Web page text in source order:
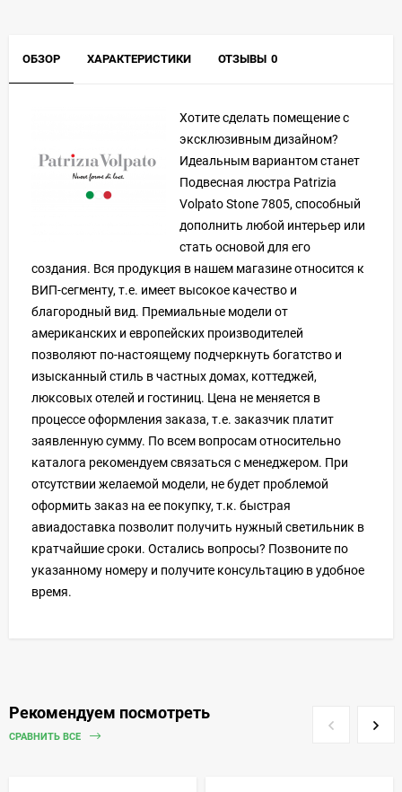
ОБЗОР ХАРАКТЕРИСТИКИ ОТЗЫВЫ 0
Хотите сделать помещение с
эксклюзивным дизайном?
Идеальным вариантом станет
Подвесная люстра Patrizia
Volpato Stone 7805, способный
дополнить любой интерьер или
стать основой для его
создания. Вся продукция в нашем магазине относится к
ВИП-сегменту, т.е. имеет высокое качество и
благородный вид. Премиальные модели от
американских и европейских производителей
позволяют по-настоящему подчеркнуть богатство и
изысканный стиль в частных домах, коттеджей,
люксовых отелей и гостиниц. Цена не меняется в
процессе оформления заказа, т.е. заказчик платит
заявленную сумму. По всем вопросам относительно
каталога рекомендуем связаться с менеджером. При
отсутствии желаемой модели, не будет проблемой
оформить заказ на ее покупку, т.к. быстрая
авиадоставка позволит получить нужный светильник в
кратчайшие сроки. Остались вопросы? Позвоните по
указанному номеру и получите консультацию в удобное
время.
Рекомендуем посмотреть
СРАВНИТЬ ВСЕ